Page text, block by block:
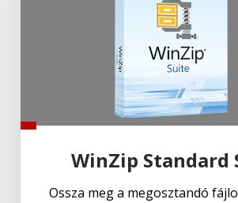
WinZip Standard
Ossza meg a megosztandó